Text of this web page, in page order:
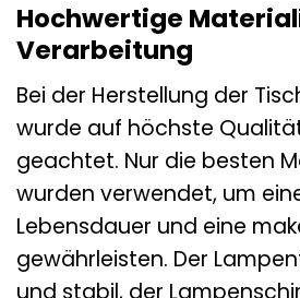
Hochwertige
Verarbeitung
Bei der Herstellung der
wurde auf höchste
geachtet. Nur die besten
wurden verwendet, um
Lebensdauer und eine
gewährleisten. Der
und stabil, der